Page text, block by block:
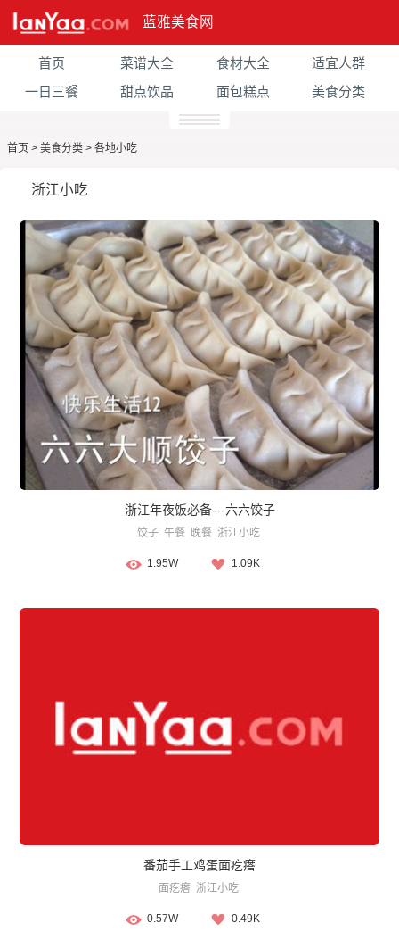
蓝雅美食网
首页 菜谱大全 食材大全
适宜人群
一日三餐
甜点饮品 面包糕点 美食分类
首页 > 美食分类 > 各地小吃
浙江小吃
浙江年夜饭必备---六六饺子
饺子 午餐 晚餐 浙江小吃
1.95W 1.09K
番茄手工鸡蛋面疙瘩
面疙瘩 浙江小吃
0.57W 0.49K